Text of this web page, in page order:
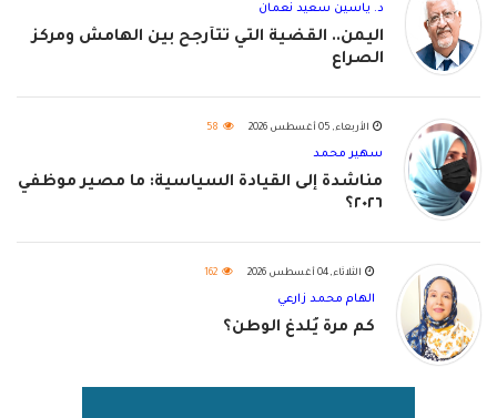
د. ياسين سعيد نعمان
اليمن.. القضية التي تتأرجح بين الهامش ومركز
الصراع
الأربعاء, 05 أغسطس 2026 58
سهير محمد
مناشدة إلى القيادة السياسية: ما مصير موظفي
٢٠٢٦؟
الثلاثاء, 04 أغسطس 2026 162
الهام محمد زارعي
كم مرة يُلدغ الوطن؟